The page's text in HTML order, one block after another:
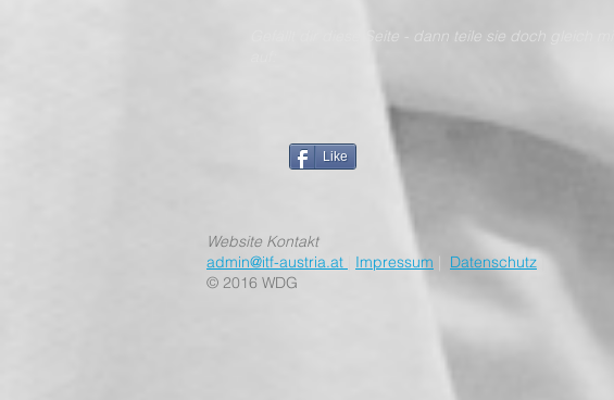
Gefällt dir diese Seite - dann teile sie doch
Like
Website Kontakt
admin@itf-austria.at
Impressum | Datenschutz
© 2016 WDG